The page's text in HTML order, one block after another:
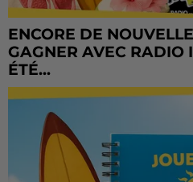
ENCORE DE
GAGNER AVEC RADIO
ÉTÉ...